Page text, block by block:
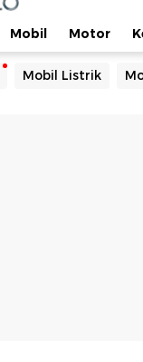
Mobil Motor
Mobil Listrik